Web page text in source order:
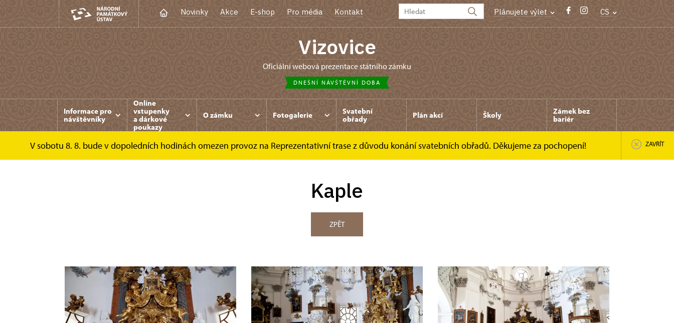
Novinky Akce E-shop Pro média Kontakt Plánujete výlet CS
Vizovice
oficiální webová prezentace státního zámku
DNEŠNÍ NÁVŠTĚVNÍ DOBA
Informace pro
návštěvníky
Online
vstupenky
a dárkové
poukazy
O zámku Fotogalerie
Svatební
obřady
Plán akcí Školy
Zámek bez
bariér
V sobotu 8. 8. bude v dopoledních hodinách omezen provoz na Reprezentativní trase z důvodu konání svatebních obřadů. Děkujeme za pochopení! ZAVŘÍT
Zámek Vizovice Fotogalerie Kaple
Kaple
ZPĚT